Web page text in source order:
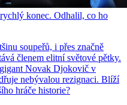
konec. Odhalil, co ho
soupeřů, i přes značně
členem elitní světové pětky.
Novak Djokovič v
nebývalou rezignaci. Blíží
hráče historie?